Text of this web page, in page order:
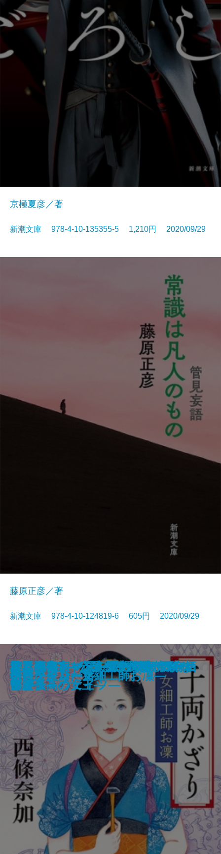
王都の落伍者―ソナンと空人1―
鬼絹の姫―ソナンと空人2―
近代絵画
敗れども負けず
小説 イタリア・ルネサンス1―ヴ
ェネツィア―
スパイ武士道
十津川警部 赤穂・忠臣蔵の殺意
文庫版 ヒトごろし〔上〕
文庫版 ヒトごろし〔下〕
京極夏彦／著
新潮文庫 978-4-10-135355-5 1,210円 2020/09/29
管見妄語 常識は凡人のもの
藤原正彦／著
新潮文庫 978-4-10-124819-6 605円 2020/09/29
千両かざり―女細工師お凜―
笑う死体―マンチェスター市警 エ
イダン・ウェイツ―
神話の密室―天久鷹央の事件カル
テ―
スクールカースト殺人教室 リベ
ンジ
オニキスII―公爵令嬢刑事 西有栖
宮綾子―
君と漕ぐ3―ながとろ高校カヌー
部と孤高の女王―
変見自在 トランプ、ウソつかな
い
信長を生んだ男
樽とタタン
カーテンコール！